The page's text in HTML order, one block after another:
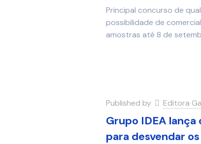
Principal concurso de
possibilidade de
amostras até 8 de
Published by Editora
Grupo IDEA lança
para desvendar